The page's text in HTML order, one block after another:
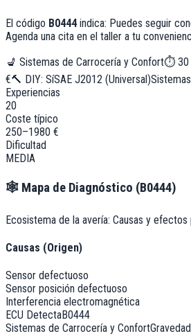
El código B0444indica: Puedes seguir
Agenda una cita en el taller a tu
💺 Sistemas de Carrocería y Confort⏱ 30
€🔨 DIY: SíSAE J2012 (Universal)
Experiencias
20
Coste típico
250–1980 €
Dificultad
MEDIA
🕸️ Mapa de Diagnóstico (B0444)
Ecosistema de la avería: Causas y efectos
Causas (Origen)
Sensor defectuoso
Sensor posición defectuoso
Interferencia electromagnética
ECU DetectaB0444
Sistemas de Carrocería y Confort